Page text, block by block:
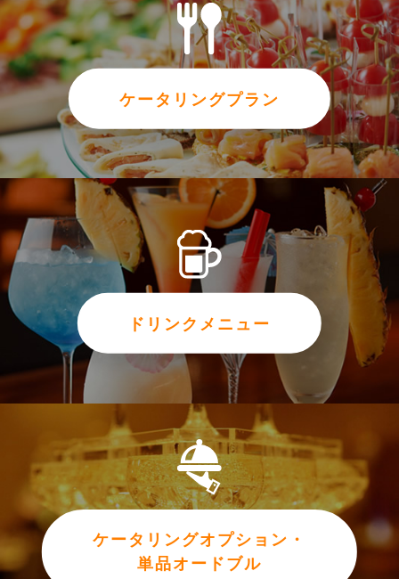
ケータリングプラン
ドリンクメニュー
ケータリングオプション・
単品オードブル